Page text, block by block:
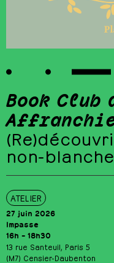
Book Club
non-
ATELIER
27 juin 2026
Impasse
16h – 18h30
13 rue Santeuil, Paris 5
(M7) Censier-Daubenton